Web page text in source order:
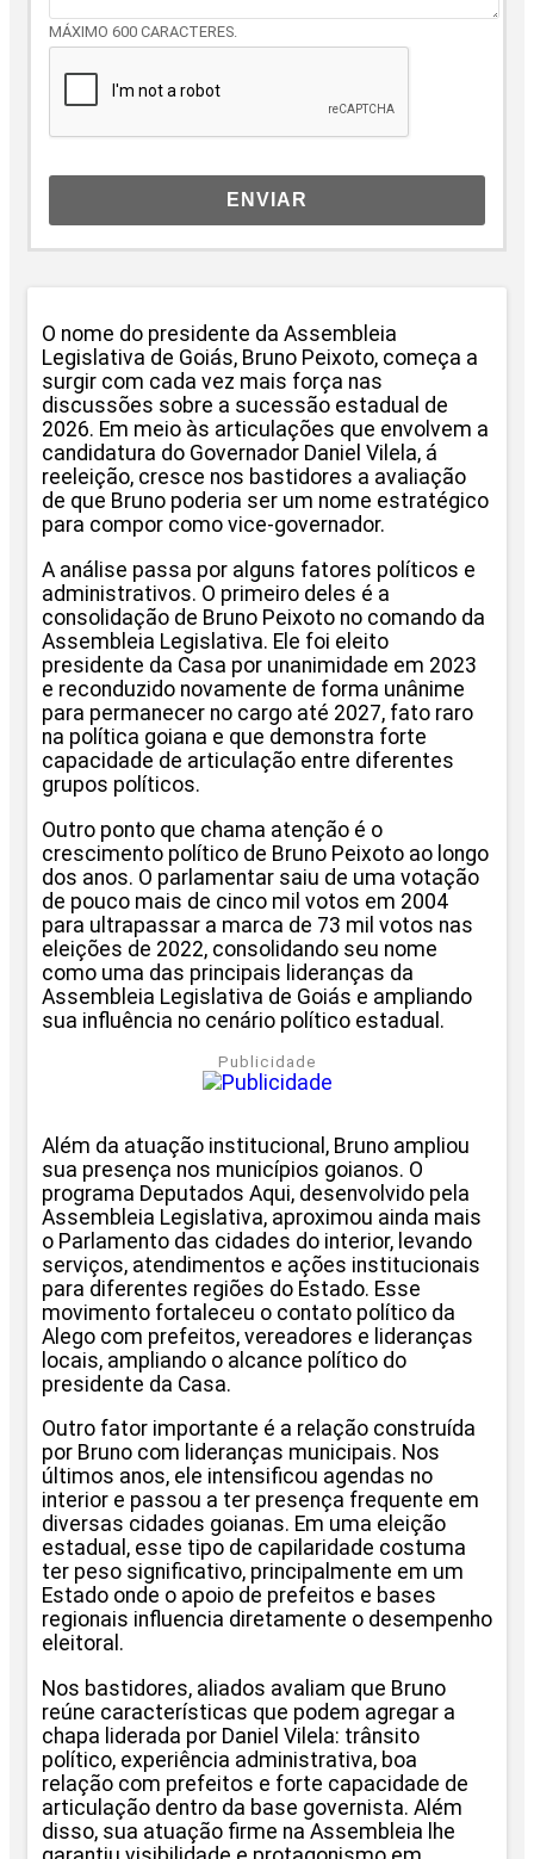
MÁXIMO 600 CARACTERES.
ENVIAR
O nome do presidente da Assembleia
Legislativa de Goiás, Bruno Peixoto, começa a
surgir com cada vez mais força nas
discussões sobre a sucessão estadual de
2026. Em meio às articulações que envolvem a
candidatura do Governador Daniel Vilela, á
reeleição, cresce nos bastidores a avaliação
de que Bruno poderia ser um nome estratégico
para compor como vice-governador.
A análise passa por alguns fatores políticos e
administrativos. O primeiro deles é a
consolidação de Bruno Peixoto no comando da
Assembleia Legislativa. Ele foi eleito
presidente da Casa por unanimidade em 2023
e reconduzido novamente de forma unânime
para permanecer no cargo até 2027, fato raro
na política goiana e que demonstra forte
capacidade de articulação entre diferentes
grupos políticos.
Outro ponto que chama atenção é o
crescimento político de Bruno Peixoto ao longo
dos anos. O parlamentar saiu de uma votação
de pouco mais de cinco mil votos em 2004
para ultrapassar a marca de 73 mil votos nas
eleições de 2022, consolidando seu nome
como uma das principais lideranças da
Assembleia Legislativa de Goiás e ampliando
sua influência no cenário político estadual.
Publicidade
Além da atuação institucional, Bruno ampliou
sua presença nos municípios goianos. O
programa Deputados Aqui, desenvolvido pela
Assembleia Legislativa, aproximou ainda mais
o Parlamento das cidades do interior, levando
serviços, atendimentos e ações institucionais
para diferentes regiões do Estado. Esse
movimento fortaleceu o contato político da
Alego com prefeitos, vereadores e lideranças
locais, ampliando o alcance político do
presidente da Casa.
Outro fator importante é a relação construída
por Bruno com lideranças municipais. Nos
últimos anos, ele intensificou agendas no
interior e passou a ter presença frequente em
diversas cidades goianas. Em uma eleição
estadual, esse tipo de capilaridade costuma
ter peso significativo, principalmente em um
Estado onde o apoio de prefeitos e bases
regionais influencia diretamente o desempenho
eleitoral.
Nos bastidores, aliados avaliam que Bruno
reúne características que podem agregar a
chapa liderada por Daniel Vilela: trânsito
político, experiência administrativa, boa
relação com prefeitos e forte capacidade de
articulação dentro da base governista. Além
disso, sua atuação firme na Assembleia lhe